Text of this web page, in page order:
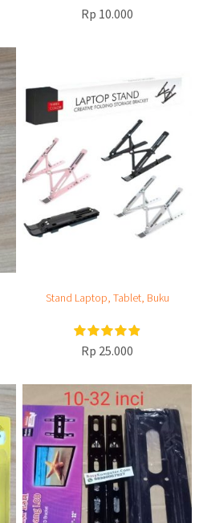
Rp 10.000
Stand Laptop, Tablet, Buku
Rp 25.000